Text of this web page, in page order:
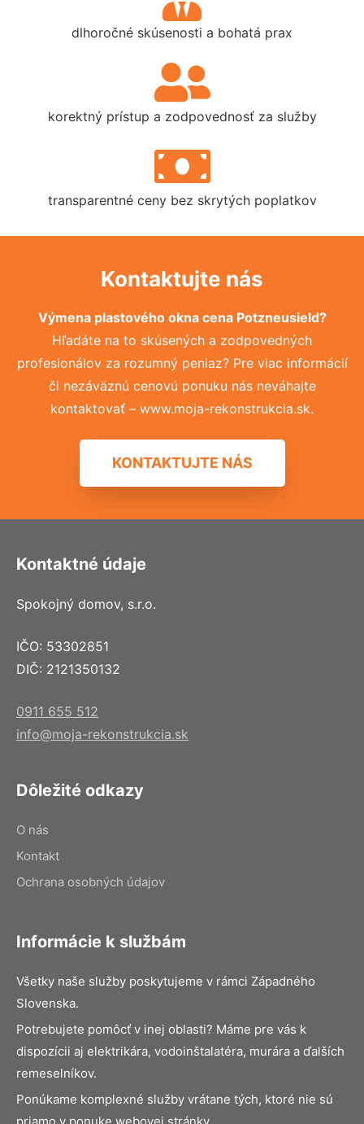
dlhoročné skúsenosti a bohatá prax
korektný prístup a zodpovednosť za služby
transparentné ceny bez skrytých poplatkov
Kontaktujte nás
Výmena plastového okna cena Potzneusield?
Hľadáte na to skúsených a zodpovedných
profesionálov za rozumný peniaz? Pre viac informácií
či nezáväznú cenovú ponuku nás neváhajte
kontaktovať – www.moja-rekonstrukcia.sk.
KONTAKTUJTE NÁS
Kontaktné údaje
Spokojný domov, s.r.o.
IČO: 53302851
DIČ: 2121350132
0911 655 512
info@moja-rekonstrukcia.sk
Dôležité odkazy
O nás
Kontakt
Ochrana osobných údajov
Informácie k službám
Všetky naše služby poskytujeme v rámci Západného
Slovenska.
Potrebujete pomôcť v inej oblasti? Máme pre vás k
dispozícii aj elektrikára, vodoinštalatéra, murára a ďalších
remeselníkov.
Ponúkame komplexné služby vrátane tých, ktoré nie sú